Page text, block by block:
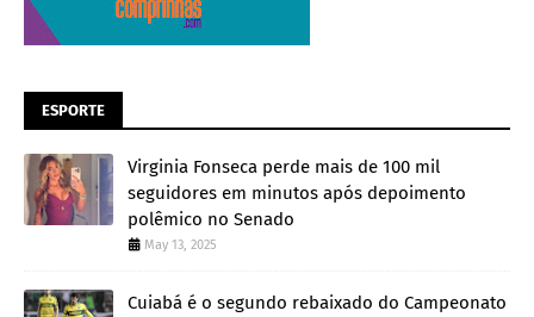
ESPORTE
Virginia Fonseca perde mais de 100 mil
seguidores em minutos após depoimento
polêmico no Senado
May 13, 2025
Cuiabá é o segundo rebaixado do Campeonato